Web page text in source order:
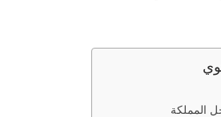
المملكة